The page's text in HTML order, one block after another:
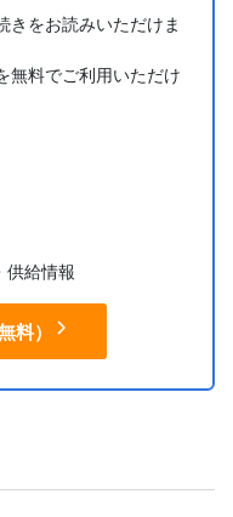
きをお読みいただけま
無料でご利用いただけ
供給情報
料）